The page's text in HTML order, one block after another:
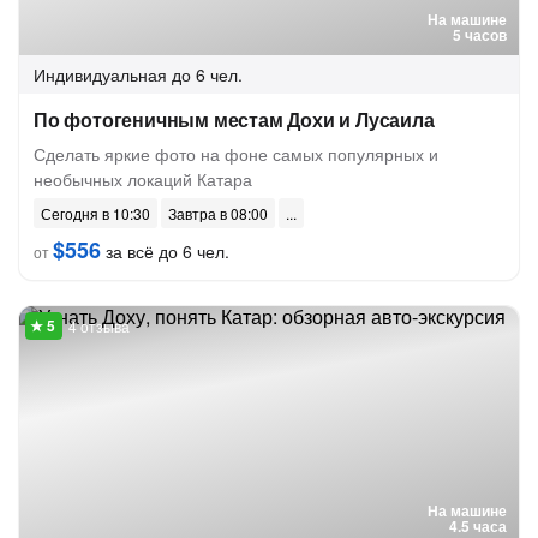
На машине
5 часов
Индивидуальная до 6 чел.
По фотогеничным местам Дохи и Лусаила
Сделать яркие фото на фоне самых популярных и
необычных локаций Катара
Сегодня в 10:30
Завтра в 08:00
от$556 за всё до 6 чел.
На машине
4.5 часа
4 отзыва